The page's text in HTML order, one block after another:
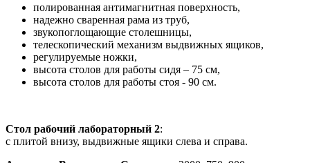
полированная антимагнитная поверхность,
надежно сваренная рама из труб,
звукопоглощающие столешницы,
телескопический механизм выдвижных ящиков,
регулируемые ножки,
высота столов для работы сидя – 75 см,
высота столов для работы стоя - 90 см.
Стол рабочий лабораторный 2:
с плитой внизу, выдвижные ящики слева и справа.